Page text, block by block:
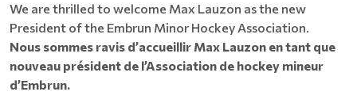
We are thrilled to welcome Max Lauzon as the new
President of the Embrun Minor Hockey Association.
Nous sommes ravis d’accueillir Max Lauzon en tant que
nouveau président de l’Association de hockey mineur
d’Embrun.